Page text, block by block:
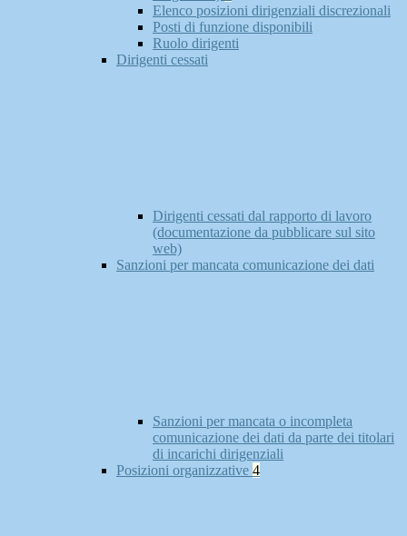
Elenco posizioni dirigenziali discrezionali
Posti di funzione disponibili
Ruolo dirigenti
Dirigenti cessati
Dirigenti cessati dal rapporto di lavoro
(documentazione da pubblicare sul sito
web)
Sanzioni per mancata comunicazione dei dati
Sanzioni per mancata o incompleta
comunicazione dei dati da parte dei titolari
di incarichi dirigenziali
Posizioni organizzative 4